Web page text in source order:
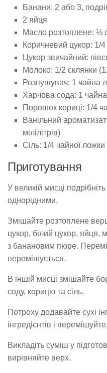
Банани: 2 або 3,
2 яйця
Масло розтоплене: ⅓
Коричневий цукор: 1/
Цукор звичайний:
Молоко: 1/2 склянки
Розпушувач: 1 чайна
Харчова сода: 1
Порошок кориці: 1/4
Ванільний
мілілітрів)
Сіль: 1/4 чайної ложки
Приготування
У великій мисці
однорідними.
Змішайте розтоплене
цукор, білий цукор, яйця,
з банановим пюре.
перемішується.
В іншій мисці змішайте
соду, корицю та сіль.
Потроху додавайте сухі
інгредієнтів і
Викладіть суміш у
вирівняйте верх.